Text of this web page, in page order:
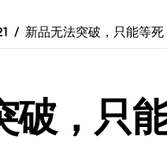
下的平台创业与运营实战
化：赋能高效运维
新品无法突破，只能等
破，只